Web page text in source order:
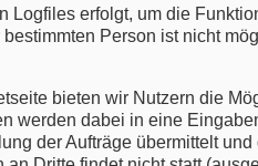
Logfiles erfolgt, um die
Person ist nicht
bieten wir Nutzern die
werden dabei in eine
der Aufträge übermittelt